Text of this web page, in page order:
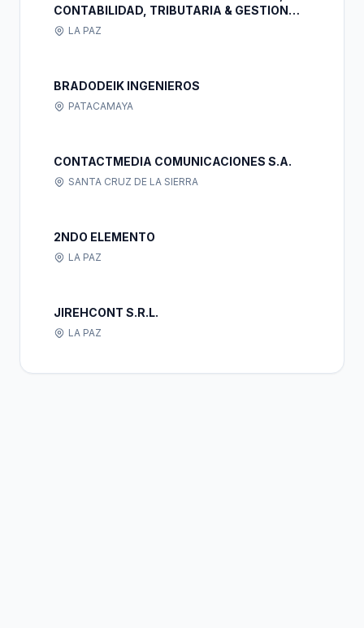
CONTABILIDAD, TRIBUTARIA & GESTION
EMPRESARIAL S.R.L.
LA PAZ
BRADODEIK INGENIEROS
PATACAMAYA
CONTACTMEDIA COMUNICACIONES S.A.
SANTA CRUZ DE LA SIERRA
2NDO ELEMENTO
LA PAZ
JIREHCONT S.R.L.
LA PAZ